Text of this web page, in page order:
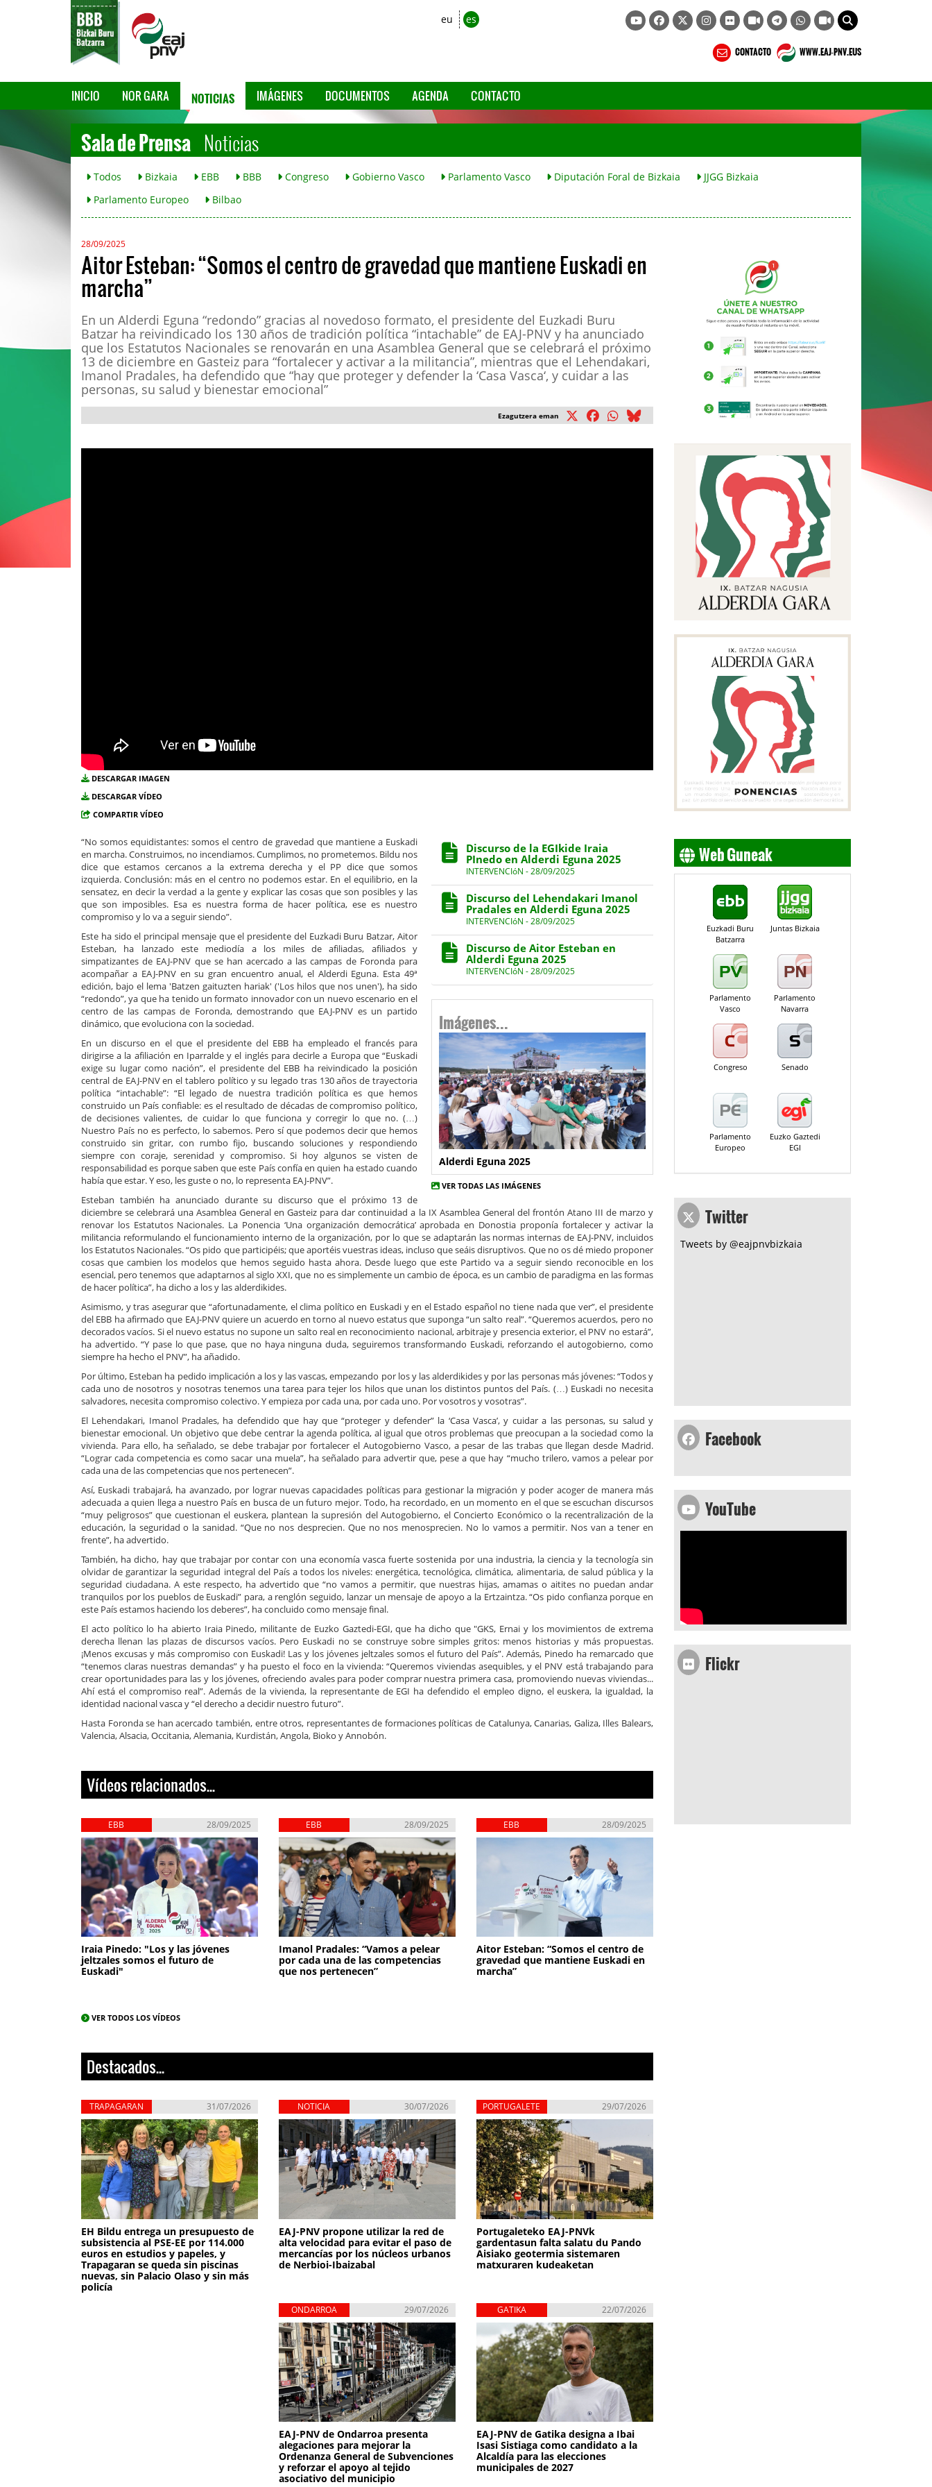
eu es
CONTACTO WWW.EAJ-PNV.EUS
INICIO NOR GARA NOTICIAS IMÁGENES DOCUMENTOS AGENDA CONTACTO
Sala de Prensa Noticias
Todos Bizkaia EBB BBB Congreso Gobierno Vasco Parlamento Vasco Diputación Foral de Bizkaia
JJGG Bizkaia
Parlamento Europeo
Bilbao
28/09/2025
Aitor Esteban: “Somos el centro de gravedad que mantiene Euskadi en
marcha”
En un Alderdi Eguna “redondo” gracias al novedoso formato, el presidente del Euzkadi Buru
Batzar ha reivindicado los 130 años de tradición política “intachable” de EAJ-PNV y ha anunciado
que los Estatutos Nacionales se renovarán en una Asamblea General que se celebrará el próximo
13 de diciembre en Gasteiz para “fortalecer y activar a la militancia”, mientras que el Lehendakari,
Imanol Pradales, ha defendido que “hay que proteger y defender la ‘Casa Vasca‘, y cuidar a las
personas, su salud y bienestar emocional”
Ezagutzera eman
DESCARGAR IMAGEN
DESCARGAR VÍDEO
COMPARTIR VÍDEO
Discurso de la EGIkide Iraia
PInedo en Alderdi Eguna 2025
INTERVENCIóN - 28/09/2025
Discurso del Lehendakari Imanol
Pradales en Alderdi Eguna 2025
INTERVENCIóN - 28/09/2025
Discurso de Aitor Esteban en
Alderdi Eguna 2025
INTERVENCIóN - 28/09/2025
Imágenes...
Alderdi Eguna 2025
VER TODAS LAS IMÁGENES
“No somos equidistantes: somos el centro de gravedad que mantiene a Euskadi
en marcha. Construimos, no incendiamos. Cumplimos, no prometemos. Bildu nos
dice que estamos cercanos a la extrema derecha y el PP dice que somos
izquierda. Conclusión: más en el centro no podemos estar. En el equilibrio, en la
sensatez, en decir la verdad a la gente y explicar las cosas que son posibles y las
que son imposibles. Esa es nuestra forma de hacer política, ese es nuestro
compromiso y lo va a seguir siendo”.
Este ha sido el principal mensaje que el presidente del Euzkadi Buru Batzar, Aitor
Esteban, ha lanzado este mediodía a los miles de afiliadas, afiliados y
simpatizantes de EAJ-PNV que se han acercado a las campas de Foronda para
acompañar a EAJ-PNV en su gran encuentro anual, el Alderdi Eguna. Esta 49ª
edición, bajo el lema 'Batzen gaituzten hariak' ('Los hilos que nos unen'), ha sido
“redondo”, ya que ha tenido un formato innovador con un nuevo escenario en el
centro de las campas de Foronda, demostrando que EAJ-PNV es un partido
dinámico, que evoluciona con la sociedad.
En un discurso en el que el presidente del EBB ha empleado el francés para
dirigirse a la afiliación en Iparralde y el inglés para decirle a Europa que “Euskadi
exige su lugar como nación”, el presidente del EBB ha reivindicado la posición
central de EAJ-PNV en el tablero político y su legado tras 130 años de trayectoria
política “intachable”: “El legado de nuestra tradición política es que hemos
construido un País confiable: es el resultado de décadas de compromiso político,
de decisiones valientes, de cuidar lo que funciona y corregir lo que no. (…)
Nuestro País no es perfecto, lo sabemos. Pero sí que podemos decir que hemos
construido sin gritar, con rumbo fijo, buscando soluciones y respondiendo
siempre con coraje, serenidad y compromiso. Si hoy algunos se visten de
responsabilidad es porque saben que este País confía en quien ha estado cuando
había que estar. Y eso, les guste o no, lo representa EAJ-PNV”.
Esteban también ha anunciado durante su discurso que el próximo 13 de
diciembre se celebrará una Asamblea General en Gasteiz para dar continuidad a la IX Asamblea General del frontón Atano III de marzo y
renovar los Estatutos Nacionales. La Ponencia ‘Una organización democrática’ aprobada en Donostia proponía fortalecer y activar la
militancia reformulando el funcionamiento interno de la organización, por lo que se adaptarán las normas internas de EAJ-PNV, incluidos
los Estatutos Nacionales. “Os pido que participéis; que aportéis vuestras ideas, incluso que seáis disruptivos. Que no os dé miedo proponer
cosas que cambien los modelos que hemos seguido hasta ahora. Desde luego que este Partido va a seguir siendo reconocible en los
esencial, pero tenemos que adaptarnos al siglo XXI, que no es simplemente un cambio de época, es un cambio de paradigma en las formas
de hacer política”, ha dicho a los y las alderdikides.
Asimismo, y tras asegurar que “afortunadamente, el clima político en Euskadi y en el Estado español no tiene nada que ver”, el presidente
del EBB ha afirmado que EAJ-PNV quiere un acuerdo en torno al nuevo estatus que suponga “un salto real”. “Queremos acuerdos, pero no
decorados vacíos. Si el nuevo estatus no supone un salto real en reconocimiento nacional, arbitraje y presencia exterior, el PNV no estará”,
ha advertido. “Y pase lo que pase, que no haya ninguna duda, seguiremos transformando Euskadi, reforzando el autogobierno, como
siempre ha hecho el PNV”, ha añadido.
Por último, Esteban ha pedido implicación a los y las vascas, empezando por los y las alderdikides y por las personas más jóvenes: “Todos y
cada uno de nosotros y nosotras tenemos una tarea para tejer los hilos que unan los distintos puntos del País. (…) Euskadi no necesita
salvadores, necesita compromiso colectivo. Y empieza por cada una, por cada uno. Por vosotros y vosotras”.
El Lehendakari, Imanol Pradales, ha defendido que hay que “proteger y defender” la ‘Casa Vasca’, y cuidar a las personas, su salud y
bienestar emocional. Un objetivo que debe centrar la agenda política, al igual que otros problemas que preocupan a la sociedad como la
vivienda. Para ello, ha señalado, se debe trabajar por fortalecer el Autogobierno Vasco, a pesar de las trabas que llegan desde Madrid.
“Lograr cada competencia es como sacar una muela”, ha señalado para advertir que, pese a que hay “mucho trilero, vamos a pelear por
cada una de las competencias que nos pertenecen”.
Así, Euskadi trabajará, ha avanzado, por lograr nuevas capacidades políticas para gestionar la migración y poder acoger de manera más
adecuada a quien llega a nuestro País en busca de un futuro mejor. Todo, ha recordado, en un momento en el que se escuchan discursos
“muy peligrosos” que cuestionan el euskera, plantean la supresión del Autogobierno, el Concierto Económico o la recentralización de la
educación, la seguridad o la sanidad. “Que no nos desprecien. Que no nos menosprecien. No lo vamos a permitir. Nos van a tener en
frente”, ha advertido.
También, ha dicho, hay que trabajar por contar con una economía vasca fuerte sostenida por una industria, la ciencia y la tecnología sin
olvidar de garantizar la seguridad integral del País a todos los niveles: energética, tecnológica, climática, alimentaria, de salud pública y la
seguridad ciudadana. A este respecto, ha advertido que “no vamos a permitir, que nuestras hijas, amamas o aitites no puedan andar
tranquilos por los pueblos de Euskadi” para, a renglón seguido, lanzar un mensaje de apoyo a la Ertzaintza. “Os pido confianza porque en
este País estamos haciendo los deberes”, ha concluido como mensaje final.
El acto político lo ha abierto Iraia Pinedo, militante de Euzko Gaztedi-EGI, que ha dicho que "GKS, Ernai y los movimientos de extrema
derecha llenan las plazas de discursos vacíos. Pero Euskadi no se construye sobre simples gritos: menos historias y más propuestas.
¡Menos excusas y más compromiso con Euskadi! Las y los jóvenes jeltzales somos el futuro del País”. Además, Pinedo ha remarcado que
“tenemos claras nuestras demandas” y ha puesto el foco en la vivienda: “Queremos viviendas asequibles, y el PNV está trabajando para
crear oportunidades para las y los jóvenes, ofreciendo avales para poder comprar nuestra primera casa, promoviendo nuevas viviendas...
Ahí está el compromiso real”. Además de la vivienda, la representante de EGI ha defendido el empleo digno, el euskera, la igualdad, la
identidad nacional vasca y “el derecho a decidir nuestro futuro”.
Hasta Foronda se han acercado también, entre otros, representantes de formaciones políticas de Catalunya, Canarias, Galiza, Illes Balears,
Valencia, Alsacia, Occitania, Alemania, Kurdistán, Angola, Bioko y Annobón.
Vídeos relacionados...
EBB 28/09/2025
Iraia Pinedo: "Los y las jóvenes
jeltzales somos el futuro de
Euskadi"
EBB 28/09/2025
Imanol Pradales: “Vamos a pelear
por cada una de las competencias
que nos pertenecen”
EBB 28/09/2025
Aitor Esteban: “Somos el centro de
gravedad que mantiene Euskadi en
marcha”
VER TODOS LOS VÍDEOS
Destacados...
TRAPAGARAN 31/07/2026
EH Bildu entrega un presupuesto de
subsistencia al PSE-EE por 114.000
euros en estudios y papeles, y
Trapagaran se queda sin piscinas
nuevas, sin Palacio Olaso y sin más
policía
NOTICIA 30/07/2026
EAJ-PNV propone utilizar la red de
alta velocidad para evitar el paso de
mercancías por los núcleos urbanos
de Nerbioi-Ibaizabal
PORTUGALETE 29/07/2026
Portugaleteko EAJ-PNVk
gardentasun falta salatu du Pando
Aisiako geotermia sistemaren
matxuraren kudeaketan
ONDARROA 29/07/2026
EAJ-PNV de Ondarroa presenta
alegaciones para mejorar la
Ordenanza General de Subvenciones
y reforzar el apoyo al tejido
asociativo del municipio
GATIKA 22/07/2026
EAJ-PNV de Gatika designa a Ibai
Isasi Sistiaga como candidato a la
Alcaldía para las elecciones
municipales de 2027
Web Guneak
Euzkadi Buru
Batzarra
Juntas Bizkaia
Parlamento
Vasco
Parlamento
Navarra
Congreso Senado
Parlamento
Europeo
Euzko Gaztedi
EGI
Twitter
Tweets by @eajpnvbizkaia
Facebook
YouTube
Flickr